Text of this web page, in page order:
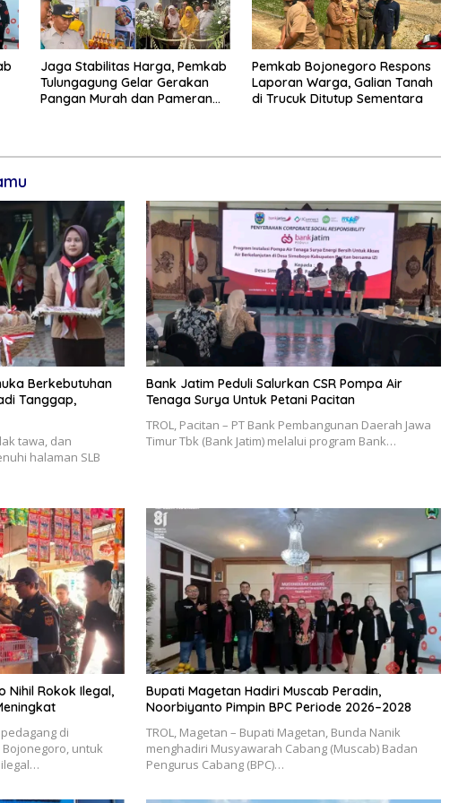
Jaga Stabilitas Harga, Pemkab
Tulungagung Gelar Gerakan
Pangan Murah dan Pameran
Pemkab Bojonegoro Respons
Laporan Warga, Galian Tanah
di Trucuk Ditutup Sementara
Berkebutuhan
Tanggap,
tawa, dan
halaman SLB
Bank Jatim Peduli Salurkan CSR Pompa Air
Tenaga Surya Untuk Petani Pacitan
TROL, Pacitan – PT Bank Pembangunan Daerah Jawa
Timur Tbk (Bank Jatim) melalui program Bank…
Nihil Rokok Ilegal,
di
untuk
Bupati Magetan Hadiri Muscab Peradin,
Noorbiyanto Pimpin BPC Periode 2026–2028
TROL, Magetan – Bupati Magetan, Bunda Nanik
menghadiri Musyawarah Cabang (Muscab) Badan
Pengurus Cabang (BPC)…